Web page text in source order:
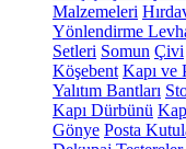
Malzemeleri
Yönlendirme
Setleri Somun Çivi
Köşebent Kapı ve
Yalıtım Bantları
Kapı Dürbünü
Gönye Posta